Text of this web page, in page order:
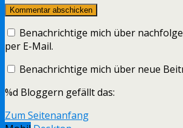
Benachrichtige mich über
per E-Mail.
Benachrichtige mich über neue
%d Bloggern gefällt das:
Zum Seitenanfang